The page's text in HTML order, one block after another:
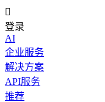

登录
AI
企业服务
解决方案
API服务
推荐